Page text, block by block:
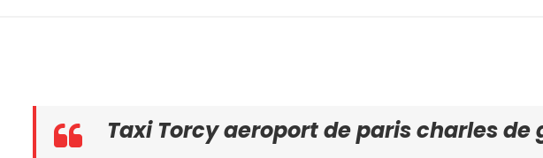
Taxi Torcy aeroport de paris charles de